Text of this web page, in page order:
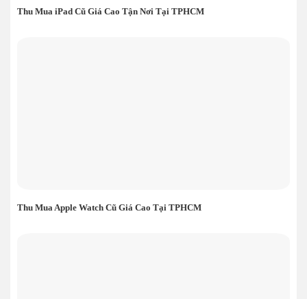
Thu Mua iPad Cũ Giá Cao Tận Nơi Tại TPHCM
Thu Mua Apple Watch Cũ Giá Cao Tại TPHCM